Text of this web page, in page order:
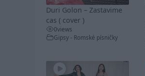
Duri Golon – Zastavime
cas ( cover )
0views
Gipsy - Romské písničky